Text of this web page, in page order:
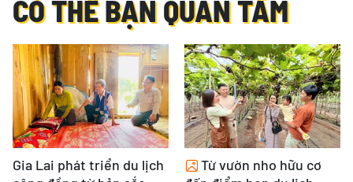
CÓ THỂ BẠN QUAN TÂM
Gia Lai phát triển du lịch
Từ vườn nho hữu cơ